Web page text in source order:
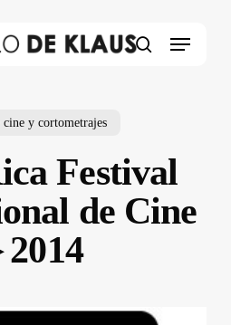
Menu
cine y cortometrajes
Festival
de Cine